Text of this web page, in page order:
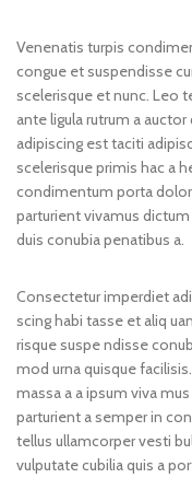
Venenatis turpis
congue et suspendisse
scelerisque et nunc. Leo
ante ligula rutrum a
adipiscing est taciti
scelerisque primis hac a
condimentum porta
parturient vivamus
duis conubia penatibus a.
Consectetur imperdiet
scing habi tasse et aliq
risque suspe ndisse
mod urna quisque
massa a a ipsum viva
parturient a semper in
tellus ullamcorper vesti
vulputate cubilia quis a